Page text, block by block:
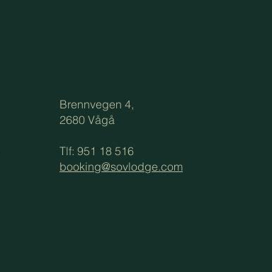
Brennvegen 4,
2680 Vågå
Tlf: 951 18 516
booking@sovlodge.com